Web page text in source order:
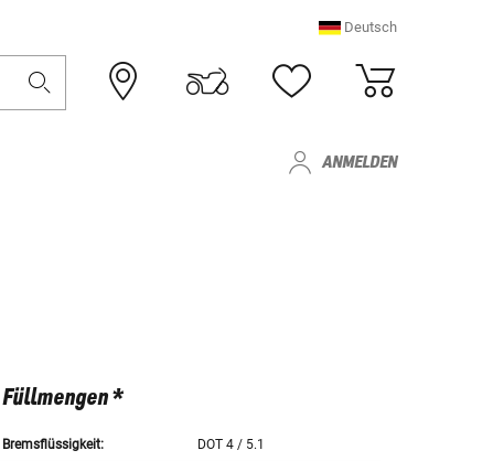
Deutsch
ANMELDEN
Füllmengen *
Bremsflüssigkeit: DOT 4 / 5.1